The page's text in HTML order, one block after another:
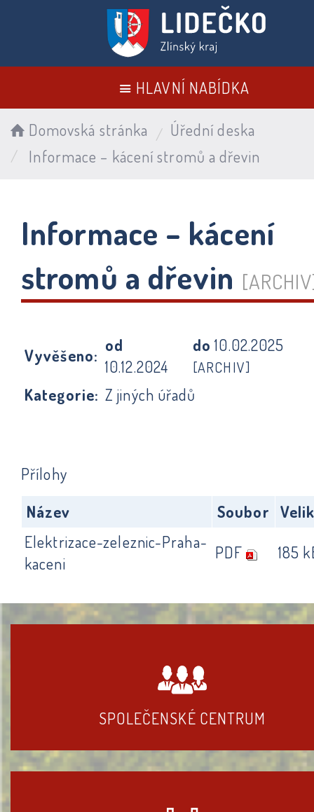
HLAVNÍ NABÍDKA
Domovská stránka
Úřední deska
Informace – kácení stromů a dřevin
Informace – kácení
stromů a dřevin
Vyvěšeno:
od
10.12.2024
do10.02.2025
[ARCHIV]
Kategorie: Z jiných úřadů
Přílohy
Název
Soubor
Elektrizace-zeleznic-Praha-
kaceni
PDF 185
SPOLEČENSKÉ CENTRUM